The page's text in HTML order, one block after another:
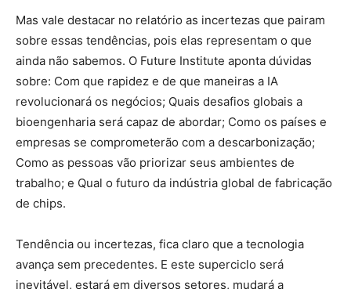
Mas vale destacar no relatório as incertezas que pairam
sobre essas tendências, pois elas representam o que
ainda não sabemos. O Future Institute aponta dúvidas
sobre: Com que rapidez e de que maneiras a IA
revolucionará os negócios; Quais desafios globais a
bioengenharia será capaz de abordar; Como os países e
empresas se comprometerão com a descarbonização;
Como as pessoas vão priorizar seus ambientes de
trabalho; e Qual o futuro da indústria global de fabricação
de chips.
Tendência ou incertezas, fica claro que a tecnologia
avança sem precedentes. E este superciclo será
inevitável, estará em diversos setores, mudará a